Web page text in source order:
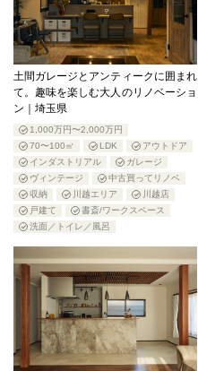
土間ガレージとアンティークに囲まれ
て。趣味を楽しむ大人のリノベーショ
ン｜埼玉県
1,000万円〜2,000万円
70〜100㎡
LDK
アウトドア
インダストリアル
ガレージ
ヴィンテージ
中古買ってリノベ
収納
川越エリア
川越店
戸建て
書斎/ワークスペース
洗面／トイレ／風呂